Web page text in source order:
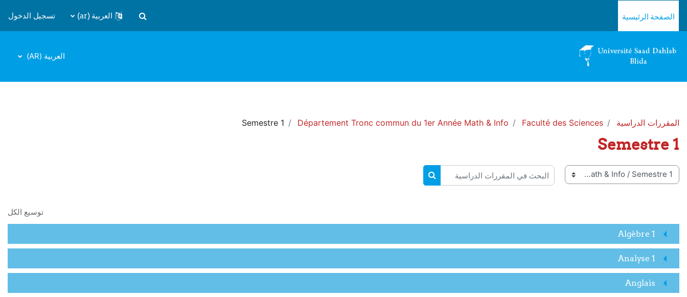
الصفحة الرئيسية
تبديل إدخال البحث
العربية ‎(ar)‎ تسجيل الدخول
العربية ‎(AR)‎
المقررات الدراسية Faculté des Sciences
Département Tronc commun du 1er Année Math & Info
Semestre 1
Semestre 1
المقررات
البحث في المقررات الدراسية
البحث في المقررات الدراسية
توسيع الكل
Algèbre 1
Analyse 1
Anglais